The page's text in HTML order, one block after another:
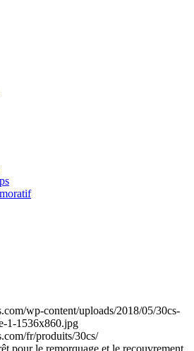
wp-content/uploads/2018/05/30cs-
1-1536x860.jpg
fr/produits/30cs/